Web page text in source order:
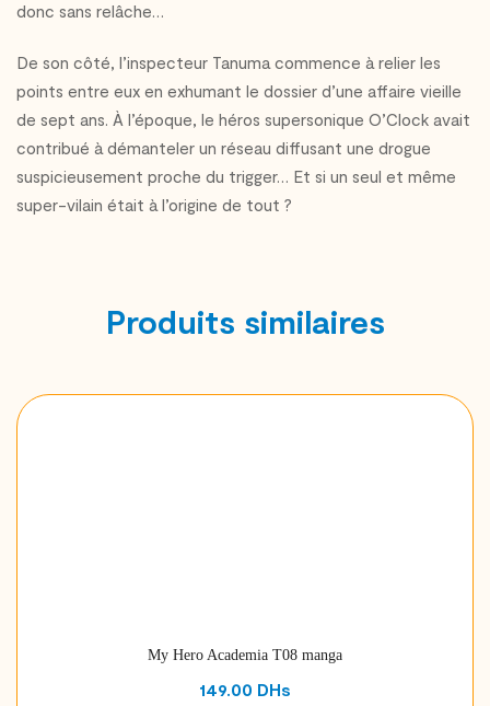
donc sans relâche…
De son côté, l’inspecteur Tanuma commence à relier les
points entre eux en exhumant le dossier d’une affaire vieille
de sept ans. À l’époque, le héros supersonique O’Clock avait
contribué à démanteler un réseau diffusant une drogue
suspicieusement proche du trigger… Et si un seul et même
super-vilain était à l’origine de tout ?
Produits similaires
My Hero Academia T08 manga
149.00 DHs